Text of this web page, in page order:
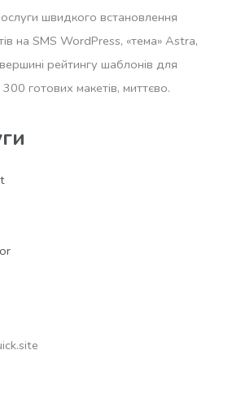
швидкого встановлення
на SMS WordPress, «тема» Astra,
рейтингу шаблонів для
готових макетів, миттєво.